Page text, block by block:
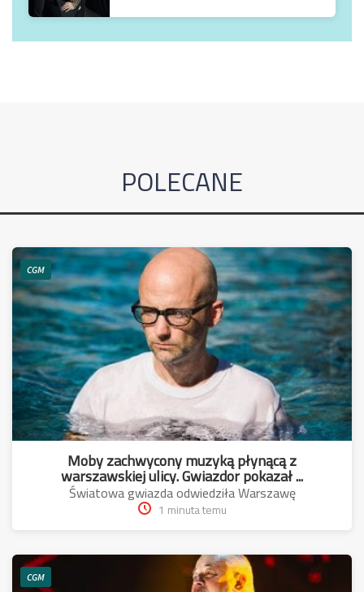
POLECANE
CGM
Moby zachwycony muzyką płynącą z
warszawskiej ulicy. Gwiazdor pokazał ...
Światowa gwiazda odwiedziła Warszawę
1 minuta temu
CGM